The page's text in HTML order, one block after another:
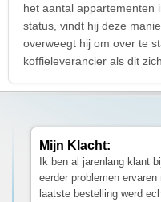
het aantal appartementen
status, vindt hij deze
overweegt hij om over te
koffieleverancier als dit
Mijn Klacht:
Ik ben al jarenlang klant
eerder problemen
laatste bestelling werd